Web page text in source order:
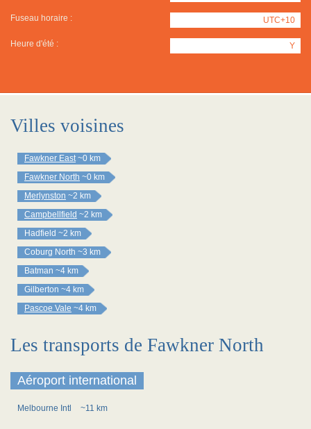
Fuseau horaire : UTC+10
Heure d'été : Y
Villes voisines
Fawkner East ~0 km
Fawkner North ~0 km
Merlynston ~2 km
Campbellfield ~2 km
Hadfield ~2 km
Coburg North ~3 km
Batman ~4 km
Gilberton ~4 km
Pascoe Vale ~4 km
Les transports de Fawkner North
Aéroport international
Melbourne Intl ~11 km